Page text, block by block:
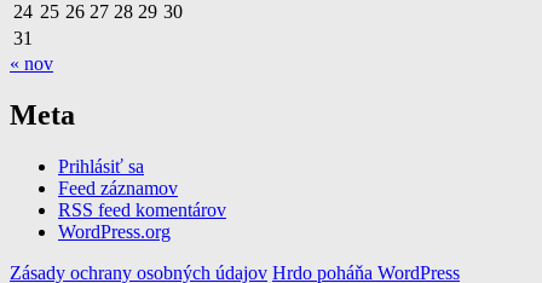
24 25 26 27 28 29 30
31
« nov
Meta
Prihlásiť sa
Feed záznamov
RSS feed komentárov
WordPress.org
Zásady ochrany osobných údajov Hrdo poháňa WordPress